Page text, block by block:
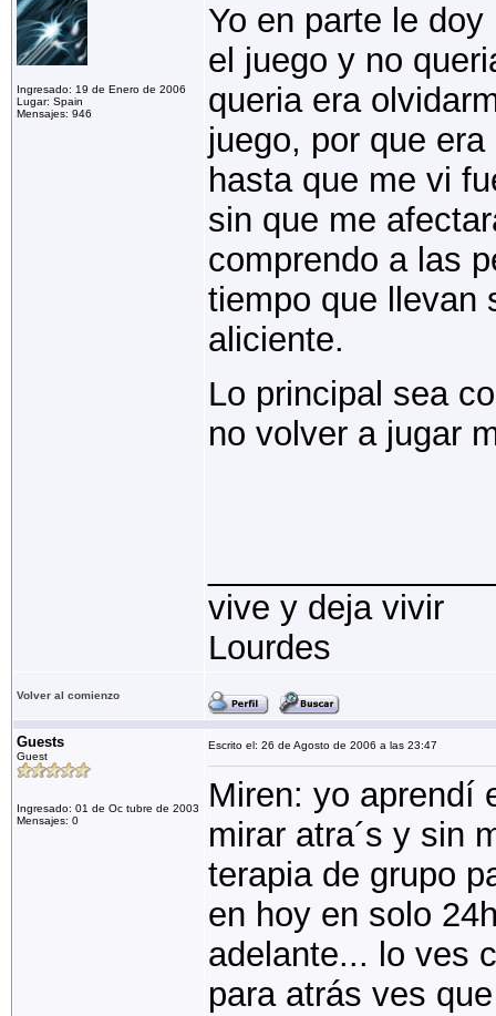
Ingresado: 19 de Enero de 2006
Lugar: Spain
Mensajes: 946
Yo en parte le
el juego y no
queria era
juego, por que
hasta que me vi
sin que me
comprendo a las
tiempo que llevan
aliciente.
Lo principal sea
no volver a jugar
vive y deja vivir
Lourdes
Volver al comienzo
Guests
Guest
Ingresado: 01 de Oc tubre de 2003
Mensajes: 0
Escrito el: 26 de Agosto de 2006 a las 23:47
Miren: yo aprendí
mirar atra´s y sin
terapia de grupo
en hoy en solo
adelante... lo ves
para atrás ves